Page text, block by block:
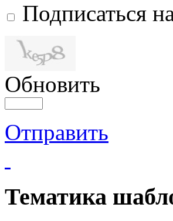
Подписаться
Обновить
Отправить
Тематика